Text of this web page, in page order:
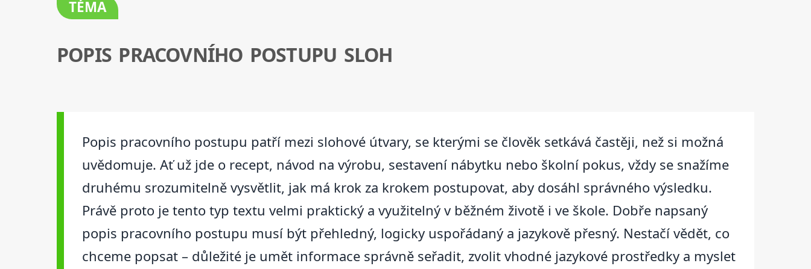
TÉMA
POPIS PRACOVNÍHO POSTUPU SLOH
Popis pracovního postupu patří mezi slohové útvary, se kterými se člověk setkává častěji, než si možná
uvědomuje. Ať už jde o recept, návod na výrobu, sestavení nábytku nebo školní pokus, vždy se snažíme
druhému srozumitelně vysvětlit, jak má krok za krokem postupovat, aby dosáhl správného výsledku.
Právě proto je tento typ textu velmi praktický a využitelný v běžném životě i ve škole. Dobře napsaný
popis pracovního postupu musí být přehledný, logicky uspořádaný a jazykově přesný. Nestačí vědět, co
chceme popsat – důležité je umět informace správně seřadit, zvolit vhodné jazykové prostředky a myslet